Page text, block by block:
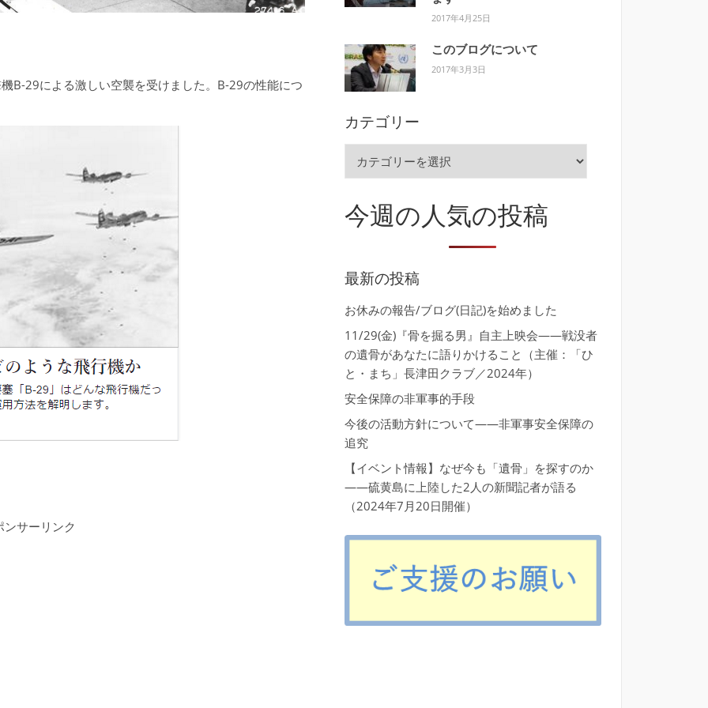
B-29による激しい空襲を受けました。B-29の性能につ
ンサーリンク
2017年4月25日
このブログについて
2017年3月3日
カテゴリー
リ
今週の人気の投稿
最新の投稿
お休みの報告/ブログ(日記)を始めました
11/29(金)『骨を掘る男』自主上映会――戦没者
の遺骨があなたに語りかけること（主催：「ひ
と・まち」長津田クラブ／2024年）
安全保障の非軍事的手段
今後の活動方針について――非軍事安全保障の
追究
【イベント情報】なぜ今も「遺骨」を探すのか
――硫黄島に上陸した2人の新聞記者が語る
（2024年7月20日開催）